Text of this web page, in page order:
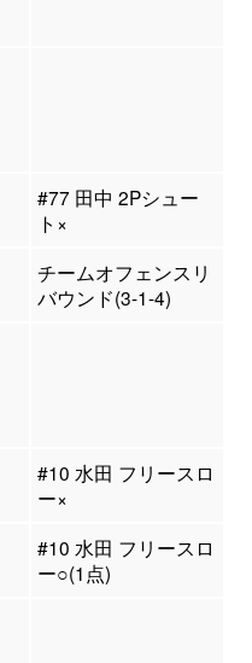
#77 田中 2Pシュー
ト×
チームオフェンスリ
バウンド(3-1-4)
#10 水田 フリースロ
ー×
#10 水田 フリースロ
ー○(1点)